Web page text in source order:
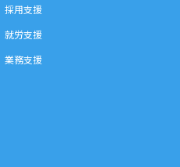
採用支援
就労支援
業務支援